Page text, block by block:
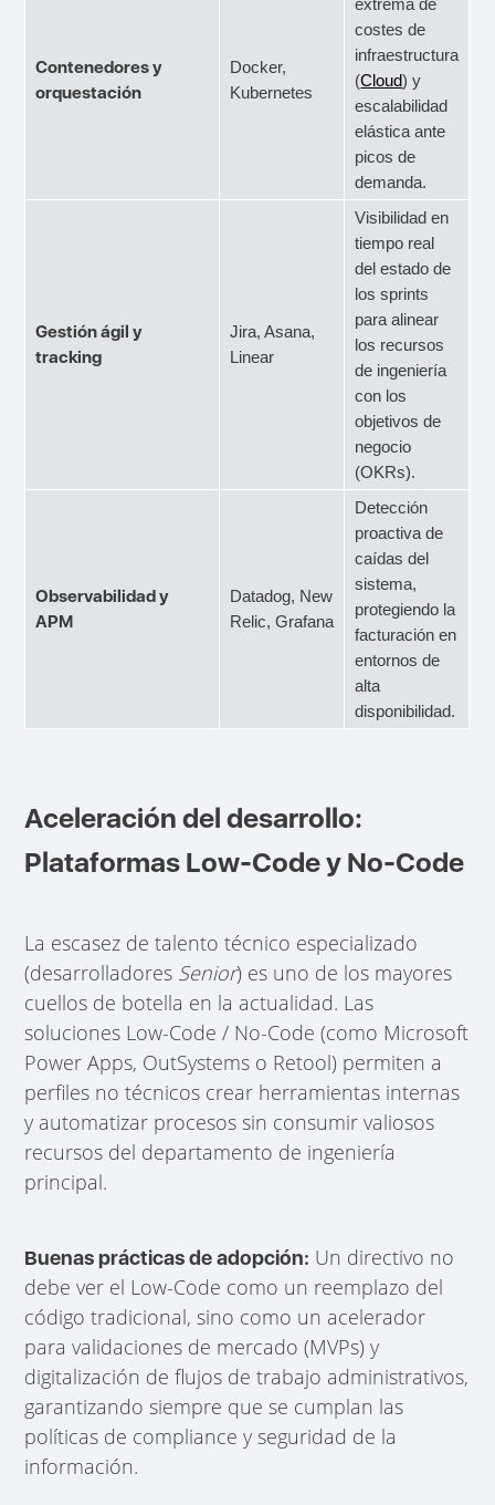
Contenedores y
orquestación
Docker,
Kubernetes
extrema de
costes de
infraestructura
(Cloud) y
escalabilidad
elástica ante
picos de
demanda.
Gestión ágil y
tracking
Jira, Asana,
Linear
Visibilidad en
tiempo real
del estado de
los sprints
para alinear
los recursos
de ingeniería
con los
objetivos de
negocio
(OKRs).
Observabilidad y
APM
Datadog, New
Relic, Grafana
Detección
proactiva de
caídas del
sistema,
protegiendo la
facturación en
entornos de
alta
disponibilidad.
Aceleración del desarrollo:
Plataformas Low-Code y No-Code
La escasez de talento técnico especializado
(desarrolladores Senior) es uno de los mayores
cuellos de botella en la actualidad. Las
soluciones Low-Code / No-Code (como Microsoft
Power Apps, OutSystems o Retool) permiten a
perfiles no técnicos crear herramientas internas
y automatizar procesos sin consumir valiosos
recursos del departamento de ingeniería
principal.
Buenas prácticas de adopción: Un directivo no
debe ver el Low-Code como un reemplazo del
código tradicional, sino como un acelerador
para validaciones de mercado (MVPs) y
digitalización de flujos de trabajo administrativos,
garantizando siempre que se cumplan las
políticas de compliance y seguridad de la
información.